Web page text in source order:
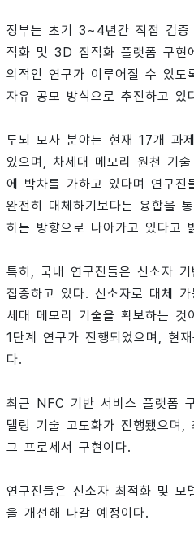
정부는 초기 3~4년간 직접 검증
적화 및 3D 집적화 플랫폼 구현
의적인 연구가 이루어질 수 있도
자유 공모 방식으로 추진하고 있
두뇌 모사 분야는 현재 17개 과
있으며, 차세대 메모리 원천 기
에 박차를 가하고 있다며 연구
완전히 대체하기보다는 융합을
하는 방향으로 나아가고 있다고
특히, 국내 연구진들은 신소자
집중하고 있다. 신소자로 대체
세대 메모리 기술을 확보하는
1단계 연구가 진행되었으며, 현
다.
최근 NFC 기반 서비스 플랫폼
델링 기술 고도화가 진행됐으며,
그 프로세서 구현이다.
연구진들은 신소자 최적화 및 모
을 개선해 나갈 예정이다.